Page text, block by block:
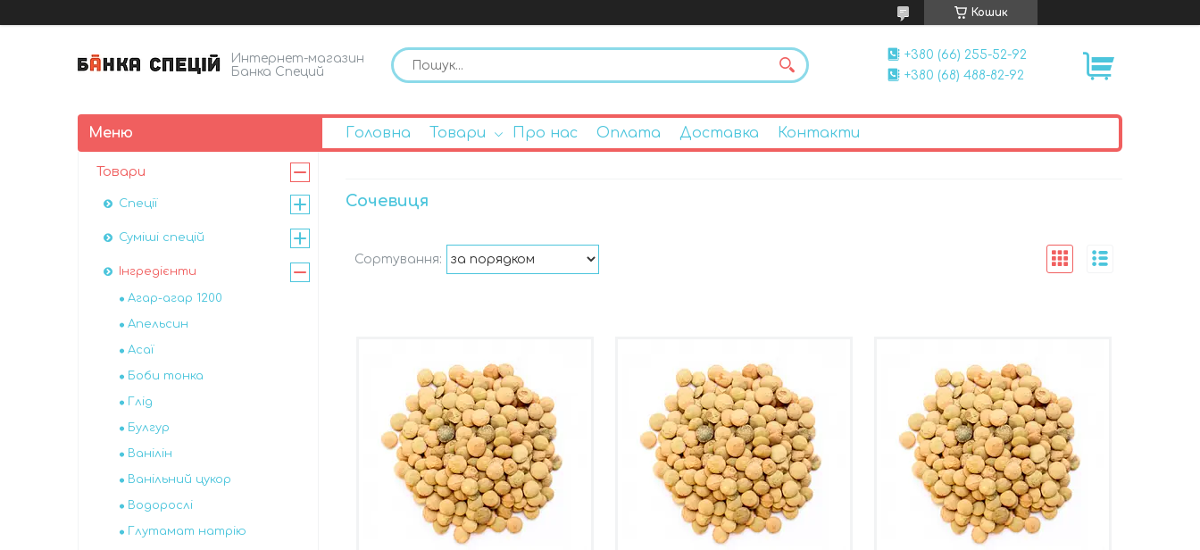
Кошик
Интернет-магазин
Банка Специй
+380 (66) 255-52-92
+380 (68) 488-82-92
Головна Товари Про нас Оплата Доставка Контакти
Сочевиця
Товари
Спеції
Суміші спецій
Інгредієнти
Агар-агар 1200
Апельсин
Асаї
Боби тонка
Глід
Булгур
Ванілін
Ванільний цукор
Водорослі
Глутамат натрію